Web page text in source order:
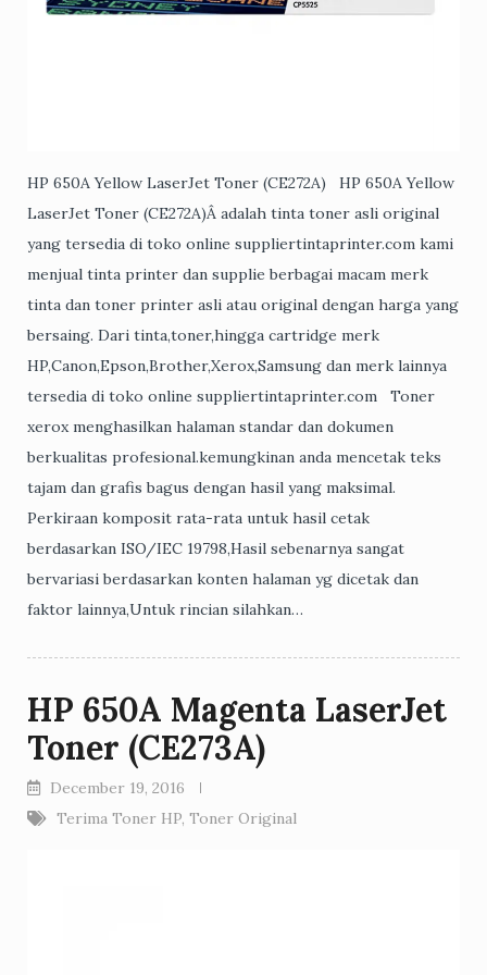
HP 650A Yellow LaserJet Toner (CE272A) HP 650A Yellow
LaserJet Toner (CE272A)Â adalah tinta toner asli original
yang tersedia di toko online suppliertintaprinter.com kami
menjual tinta printer dan supplie berbagai macam merk
tinta dan toner printer asli atau original dengan harga yang
bersaing. Dari tinta,toner,hingga cartridge merk
HP,Canon,Epson,Brother,Xerox,Samsung dan merk lainnya
tersedia di toko online suppliertintaprinter.com Toner
xerox menghasilkan halaman standar dan dokumen
berkualitas profesional.kemungkinan anda mencetak teks
tajam dan grafis bagus dengan hasil yang maksimal.
Perkiraan komposit rata-rata untuk hasil cetak
berdasarkan ISO/IEC 19798,Hasil sebenarnya sangat
bervariasi berdasarkan konten halaman yg dicetak dan
faktor lainnya,Untuk rincian silahkan…
HP 650A Magenta LaserJet
Toner (CE273A)
December 19, 2016
Terima Toner HP, Toner Original